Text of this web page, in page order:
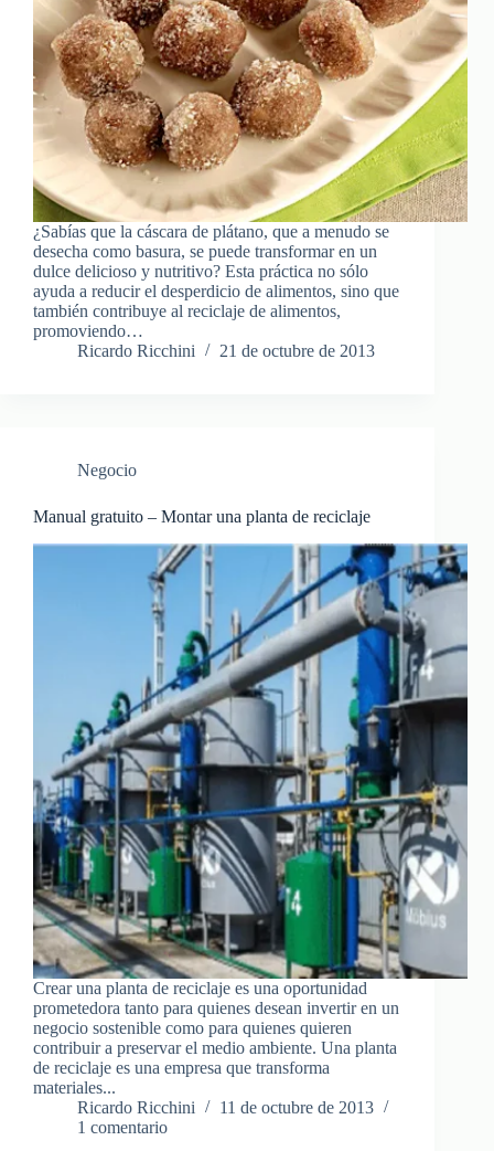
¿Sabías que la cáscara de plátano, que a menudo se
desecha como basura, se puede transformar en un
dulce delicioso y nutritivo? Esta práctica no sólo
ayuda a reducir el desperdicio de alimentos, sino que
también contribuye al reciclaje de alimentos,
promoviendo…
Ricardo Ricchini
21 de octubre de 2013
Negocio
Manual gratuito – Montar una planta de reciclaje
Crear una planta de reciclaje es una oportunidad
prometedora tanto para quienes desean invertir en un
negocio sostenible como para quienes quieren
contribuir a preservar el medio ambiente. Una planta
de reciclaje es una empresa que transforma
materiales...
Ricardo Ricchini
11 de octubre de 2013
1 comentario